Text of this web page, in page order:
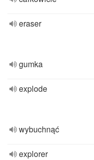
eraser
gumka
explode
wybuchnąć
explorer